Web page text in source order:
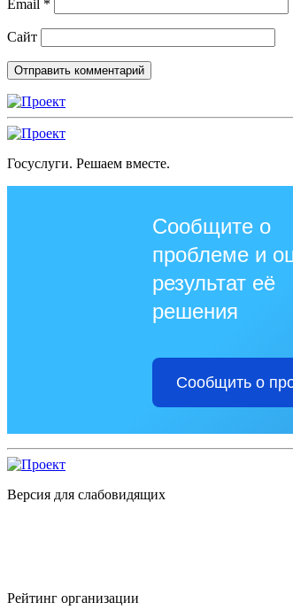
Email *
Сайт
Госуслуги. Решаем вместе.
Сообщите о
проблеме и
результат её
решения
Сообщить о
Версия для слабовидящих
Рейтинг организации